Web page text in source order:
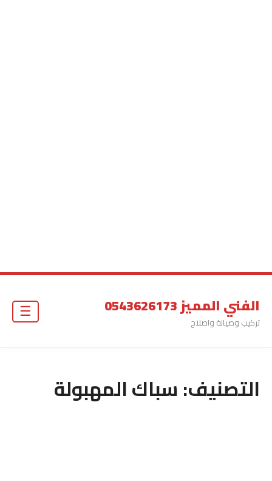
الفني المميز 0543626173
تركيب وصيانة واصلاح
التصنيف:سباك المهبولة